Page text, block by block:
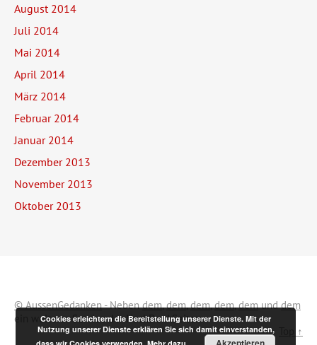
August 2014
Juli 2014
Mai 2014
April 2014
März 2014
Februar 2014
Januar 2014
Dezember 2013
November 2013
Oktober 2013
© AussenGedanken- Nebendem,dem,dem,dem,demunddem
ein weiterer Service der NachDenkSeiten.
Top ↑
Cookies erleichtern die Bereitstellung unserer Dienste. Mit der
Nutzung unserer Dienste erklären Sie sich damit einverstanden,